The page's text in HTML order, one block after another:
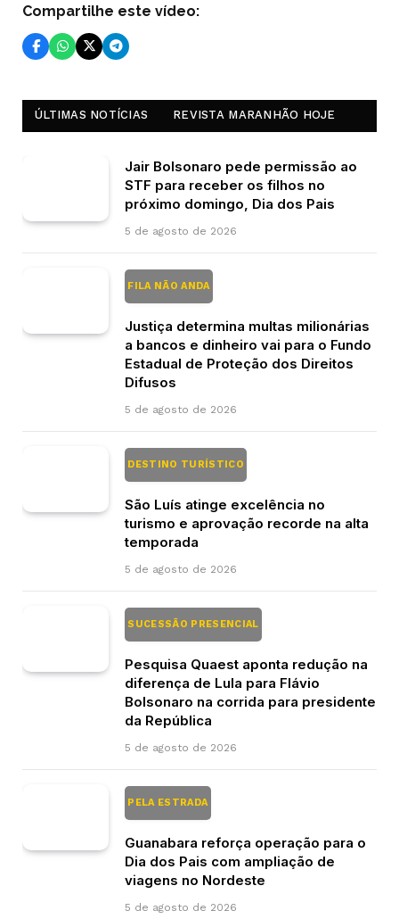
Compartilhe este vídeo:
ÚLTIMAS NOTÍCIAS REVISTA MARANHÃO HOJE
Jair Bolsonaro pede permissão ao
STF para receber os filhos no
próximo domingo, Dia dos Pais
5 de agosto de 2026
FILA NÃO ANDA
Justiça determina multas milionárias
a bancos e dinheiro vai para o Fundo
Estadual de Proteção dos Direitos
Difusos
5 de agosto de 2026
DESTINO TURÍSTICO
São Luís atinge excelência no
turismo e aprovação recorde na alta
temporada
5 de agosto de 2026
SUCESSÃO PRESENCIAL
Pesquisa Quaest aponta redução na
diferença de Lula para Flávio
Bolsonaro na corrida para presidente
da República
5 de agosto de 2026
PELA ESTRADA
Guanabara reforça operação para o
Dia dos Pais com ampliação de
viagens no Nordeste
5 de agosto de 2026